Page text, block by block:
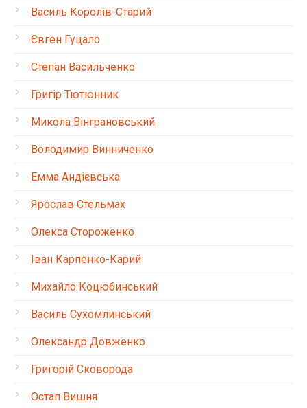
Василь Королів-Старий
Євген Гуцало
Степан Васильченко
Григір Тютюнник
Микола Вінграновський
Володимир Винниченко
Емма Андієвська
Ярослав Стельмах
Олекса Стороженко
Іван Карпенко-Карий
Михайло Коцюбинський
Василь Сухомлинський
Олександр Довженко
Григорій Сковорода
Остап Вишня